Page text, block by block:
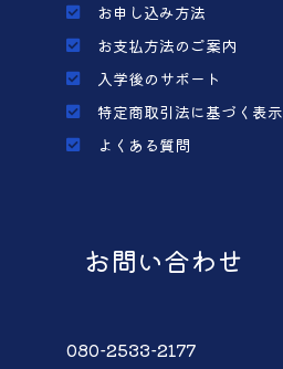
お申し込み方法
お支払方法のご案内
入学後のサポート
特定商取引法に基づく表示
よくある質問
お問い合わせ
080-2533-2177